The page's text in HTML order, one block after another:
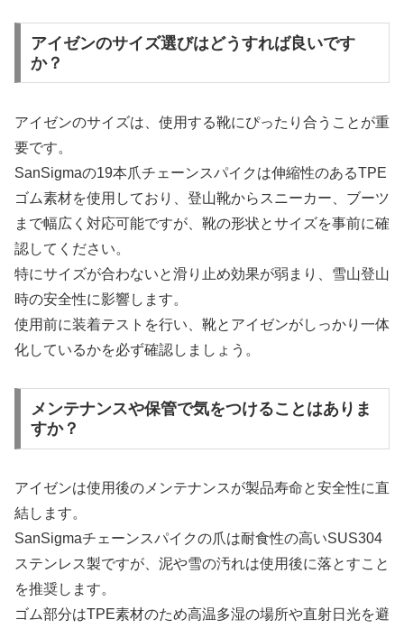
アイゼンのサイズ選びはどうすれば良いです
か？
アイゼンのサイズは、使用する靴にぴったり合うことが重
要です。
SanSigmaの19本爪チェーンスパイクは伸縮性のあるTPE
ゴム素材を使用しており、登山靴からスニーカー、ブーツ
まで幅広く対応可能ですが、靴の形状とサイズを事前に確
認してください。
特にサイズが合わないと滑り止め効果が弱まり、雪山登山
時の安全性に影響します。
使用前に装着テストを行い、靴とアイゼンがしっかり一体
化しているかを必ず確認しましょう。
メンテナンスや保管で気をつけることはありま
すか？
アイゼンは使用後のメンテナンスが製品寿命と安全性に直
結します。
SanSigmaチェーンスパイクの爪は耐食性の高いSUS304
ステンレス製ですが、泥や雪の汚れは使用後に落とすこと
を推奨します。
ゴム部分はTPE素材のため高温多湿の場所や直射日光を避